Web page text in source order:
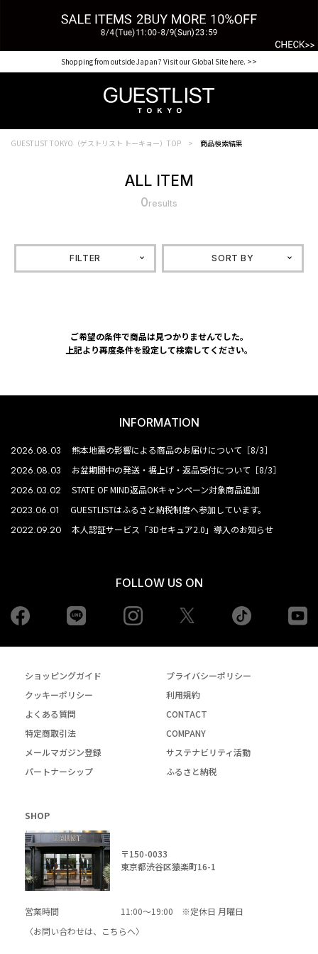
Shopping from outside Japan? Visit our Global Site here. >>
【for NEW MEMBER】新規会員様1000Point Present Campaign CHECK IT>>
GUESTLIST TOKYO（ゲストリスト トーキョー）TOP 商品検索結果
ALL ITEM
0results
FILTER SORT BY
ご希望の条件で商品は見つかりませんでした。
上記より再度条件を設定して検索してください。
INFORMATION
2026.08.03 熊本地震の影響による商品のお届けについて［8/3］
2026.08.03 お盆期間中の発送・裾上げ・返品受付について［8/3］
2026.03.02 STATE OF MIND返品OKキャンペーン対象商品追加
2023.06.01 GUESTLISTはふるさと納税制度へ参加しています。
2022.09.20 本人認証サービス「3Dセキュア2.0」導入のお知らせ
FOLLOW US ON
Facebook Instagram tiktok
ショッピングガイド
プライバシーポリシー
クッキーポリシー
利用規約
よくある質問
CONTACT
特定商取引法
COMPANY
メールマガジン登録
サステナビリティ活動
パートナーシップ
ふるさと納税
SHOP
〒150-0033
東京都渋谷区猿楽町16-1
営業時間
11:00～19:00 ※定休日 月曜日
〈お問い合わせは、
こちらへ〉